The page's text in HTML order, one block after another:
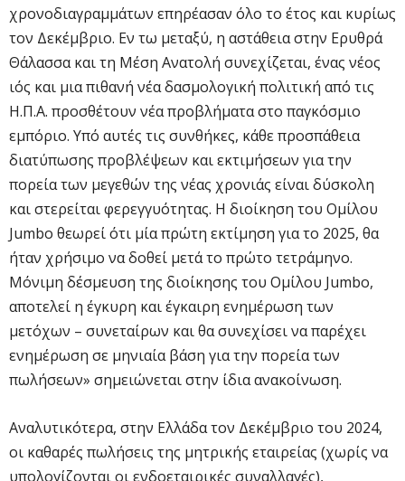
χρονοδιαγραμμάτων επηρέασαν όλο το έτος και κυρίως
τον Δεκέμβριο. Εν τω μεταξύ, η αστάθεια στην Ερυθρά
Θάλασσα και τη Μέση Ανατολή συνεχίζεται, ένας νέος
ιός και μια πιθανή νέα δασμολογική πολιτική από τις
Η.Π.Α. προσθέτουν νέα προβλήματα στο παγκόσμιο
εμπόριο. Υπό αυτές τις συνθήκες, κάθε προσπάθεια
διατύπωσης προβλέψεων και εκτιμήσεων για την
πορεία των μεγεθών της νέας χρονιάς είναι δύσκολη
και στερείται φερεγγυότητας. Η διοίκηση του Ομίλου
Jumbo θεωρεί ότι μία πρώτη εκτίμηση για το 2025, θα
ήταν χρήσιμο να δοθεί μετά το πρώτο τετράμηνο.
Μόνιμη δέσμευση της διοίκησης του Ομίλου Jumbo,
αποτελεί η έγκυρη και έγκαιρη ενημέρωση των
μετόχων – συνεταίρων και θα συνεχίσει να παρέχει
ενημέρωση σε μηνιαία βάση για την πορεία των
πωλήσεων» σημειώνεται στην ίδια ανακοίνωση.
Αναλυτικότερα, στην Ελλάδα τον Δεκέμβριο του 2024,
οι καθαρές πωλήσεις της μητρικής εταιρείας (χωρίς να
υπολογίζονται οι ενδοεταιρικές συναλλαγές),